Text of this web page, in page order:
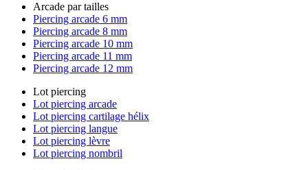
Arcade par tailles
Piercing arcade 6 mm
Piercing arcade 8 mm
Piercing arcade 10 mm
Piercing arcade 11 mm
Piercing arcade 12 mm
Lot piercing
Lot piercing arcade
Lot piercing cartilage hélix
Lot piercing langue
Lot piercing lèvre
Lot piercing nombril